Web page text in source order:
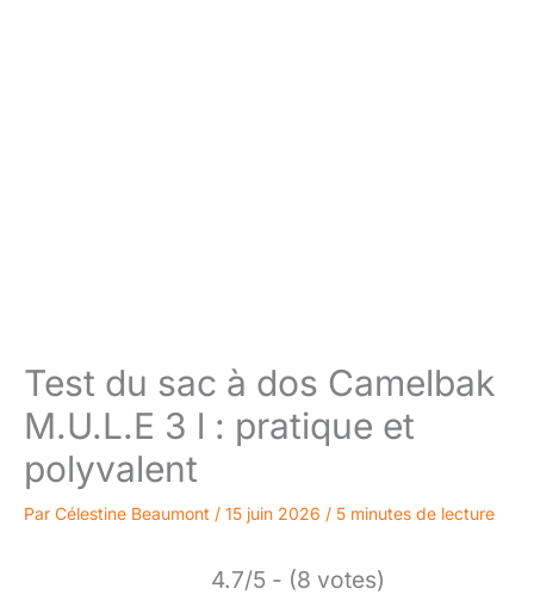
Test du sac à dos Camelbak
M.U.L.E 3 l : pratique et
polyvalent
Par Célestine Beaumont / 15 juin 2026 / 5 minutes de lecture
4.7/5 - (8 votes)